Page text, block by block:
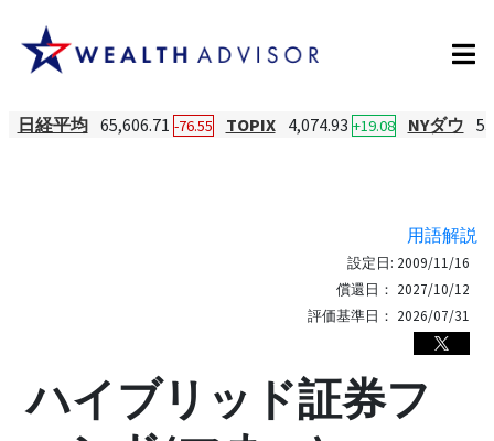
日経平均 65,606.71 -76.55 TOPIX 4,074.93 +19.08 NYダウ
用語解説
設定日: 2009/11/16
償還日： 2027/10/12
評価基準日： 2026/07/31
ハイブリッド証券フ